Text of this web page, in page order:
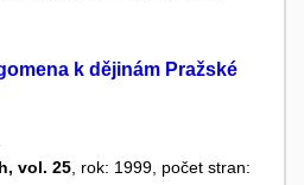
k dějinám Pražské
vol. 25 , rok: 1999, počet stran: